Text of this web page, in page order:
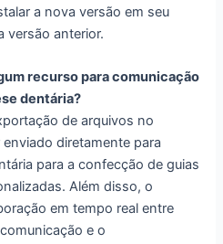
a nova versão em seu
versão anterior.
recurso para comunicação
dentária?
de arquivos no
diretamente para
para a confecção de guias
Além disso, o
em tempo real entre
e o